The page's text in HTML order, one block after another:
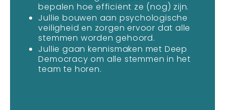
bepalen hoe efficiënt ze (nog) zijn.
Jullie bouwen aan psychologische
veiligheid en zorgen ervoor dat alle
stemmen worden gehoord.
Jullie gaan kennismaken met Deep
Democracy om alle stemmen in het
team te horen.